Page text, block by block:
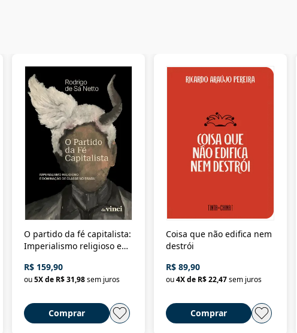
O partido da fé capitalista:
Imperialismo religioso e
Brasil
R$ 159,90
ou5X de R$ 31,98sem juros
Comprar
Coisa que não edifica nem
destrói
R$ 89,90
ou4X de R$ 22,47sem juros
Comprar